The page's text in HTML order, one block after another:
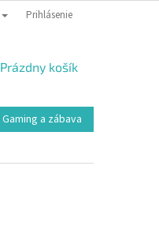
Prihlásenie
NÁKUPNÝ
Prázdny košík
Gaming a zábava